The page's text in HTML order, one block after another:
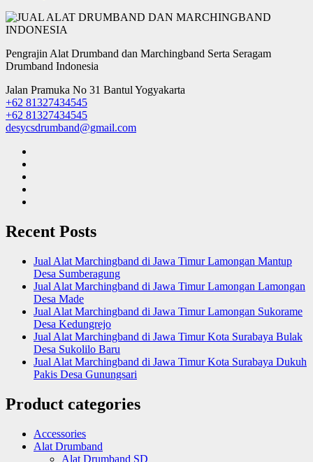
Pengrajin Alat Drumband dan Marchingband Serta Seragam
Drumband Indonesia
Jalan Pramuka No 31 Bantul Yogyakarta
+62 81327434545
+62 81327434545
desycsdrumband@gmail.com
Recent Posts
Jual Alat Marchingband di Jawa Timur Lamongan Mantup
Desa Sumberagung
Jual Alat Marchingband di Jawa Timur Lamongan Lamongan
Desa Made
Jual Alat Marchingband di Jawa Timur Lamongan Sukorame
Desa Kedungrejo
Jual Alat Marchingband di Jawa Timur Kota Surabaya Bulak
Desa Sukolilo Baru
Jual Alat Marchingband di Jawa Timur Kota Surabaya Dukuh
Pakis Desa Gunungsari
Product categories
Accessories
Alat Drumband
Alat Drumband SD